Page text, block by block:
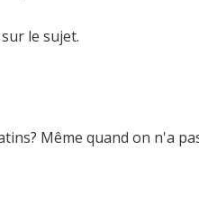
le sujet.
Même quand on n'a